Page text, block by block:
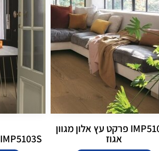
IMP5104S פרקט עץ אלון מגוון
אגוז IMP5103S פרקט עץ אלון רויאל